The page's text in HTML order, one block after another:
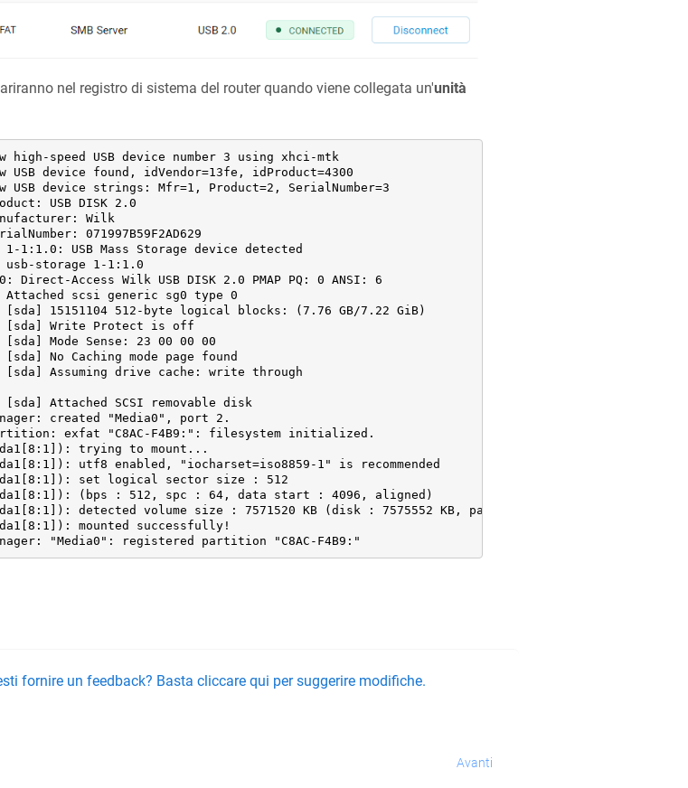
nel registro di sistema del router quando viene collegata un'unità
speed USB device number 3 using xhci-mtk
device found, idVendor=13fe, idProduct=4300
USB device strings: Mfr=1, Product=2, SerialNumber=3
USB DISK 2.0
Wilk
071997B59F2AD629
1:1.0: USB Mass Storage device detected
storage 1-1:1.0
Access Wilk USB DISK 2.0 PMAP PQ: 0 ANSI: 6
scsi generic sg0 type 0
15151104 512-byte logical blocks: (7.76 GB/7.22 GiB)
[sda] Write Protect is off
Mode Sense: 23 00 00 00
No Caching mode page found
Assuming drive cache: write through
Attached SCSI removable disk
created "Media0", port 2.
exfat "C8AC-F4B9:": filesystem initialized.
trying to mount...
utf8 enabled, "iocharset=iso8859-1" is recommended
set logical sector size : 512
(bps : 512, spc : 64, data start : 4096, aligned)
detected volume size : 7571520 KB (disk : 7575552 KB, part : 7571520 KB)
mounted successfully!
"Media0": registered partition "C8AC-F4B9:"
fornire un feedback? Basta cliccare qui per suggerire modifiche.
Avanti